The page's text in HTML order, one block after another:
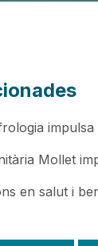
Mollet
en salut i